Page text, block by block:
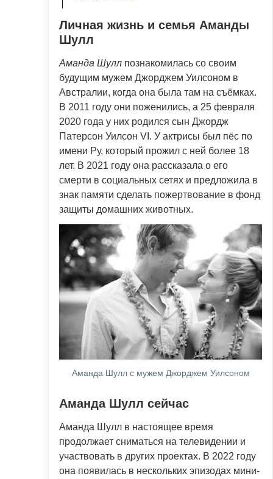
Личная жизнь и семья Аманды
Шулл
Аманда Шулл познакомилась со своим
будущим мужем Джорджем Уилсоном в
Австралии, когда она была там на съёмках.
В 2011 году они поженились, а 25 февраля
2020 года у них родился сын Джордж
Патерсон Уилсон VI. У актрисы был пёс по
имени Ру, который прожил с ней более 18
лет. В 2021 году она рассказала о его
смерти в социальных сетях и предложила в
знак памяти сделать пожертвование в фонд
защиты домашних животных.
Аманда Шулл с мужем Джорджем Уилсоном
Аманда Шулл сейчас
Аманда Шулл в настоящее время
продолжает сниматься на телевидении и
участвовать в других проектах. В 2022 году
она появилась в нескольких эпизодах мини-